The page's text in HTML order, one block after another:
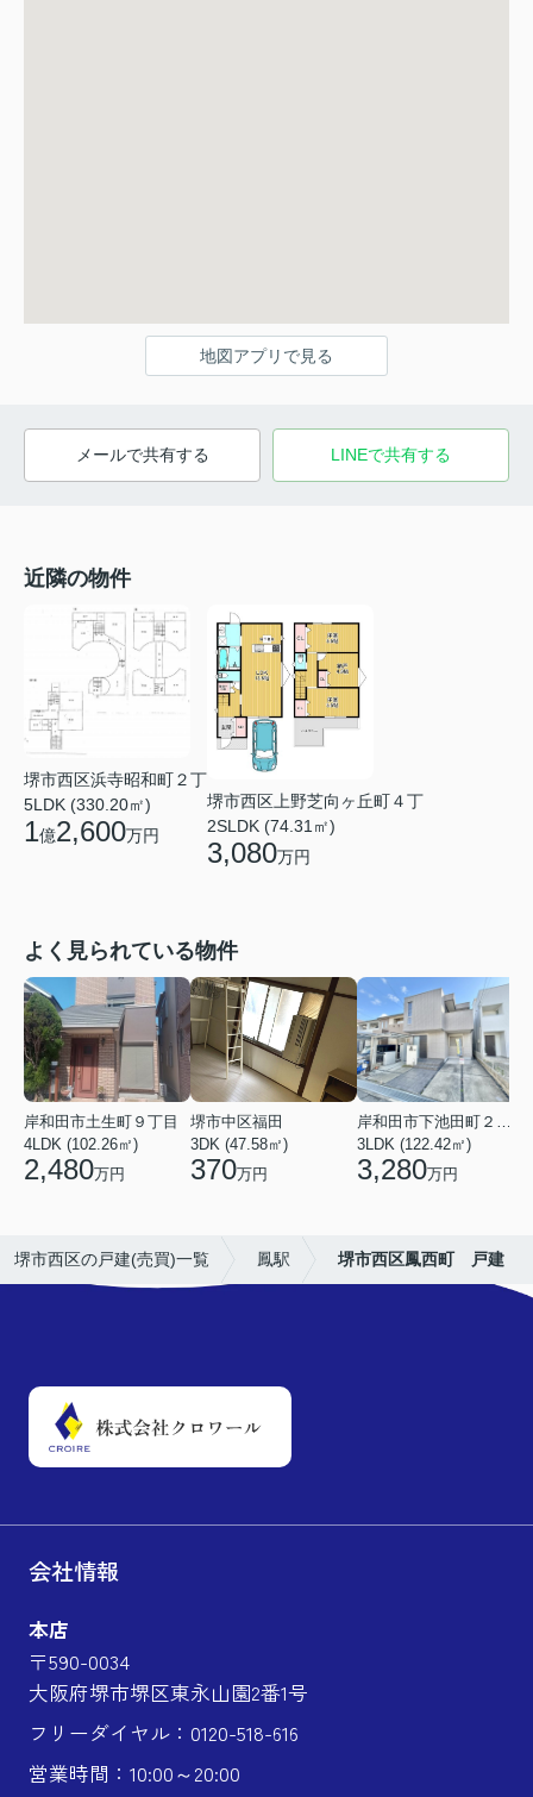
地図アプリで見る
メールで共有する LINEで共有する
近隣の物件
堺市西区浜寺昭和町２丁
5LDK (330.20㎡)
1億2,600万円
堺市西区上野芝向ヶ丘町４丁
2SLDK (74.31㎡)
3,080万円
よく見られている物件
岸和田市土生町９丁目
4LDK (102.26㎡)
2,480万円
堺市中区福田
3DK (47.58㎡)
370万円
3LDK (122.42㎡)
3,280万円
堺市西区の戸建(売買)一覧 鳳駅 堺市西区鳳西町 戸建
会社情報
本店
〒590-0034
大阪府堺市堺区東永山園2番1号
フリーダイヤル：0120-518-616
営業時間：10:00～20:00